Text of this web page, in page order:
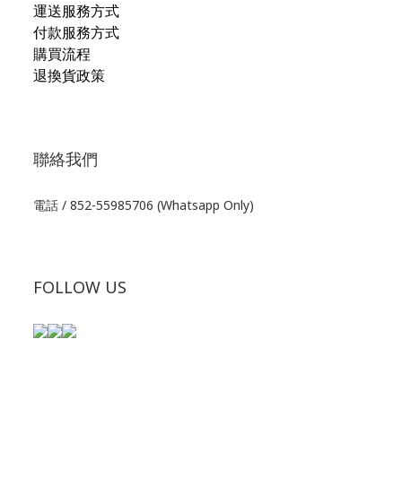
運送服務方式
付款服務方式
購買流程
退換貨政策
聯絡我們
電話 / 852-55985706 (Whatsapp Only)
FOLLOW US